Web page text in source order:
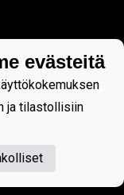
evästeitä
ja tilastollisiin